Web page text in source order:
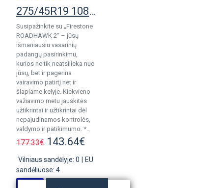
275/45R19 108Y Firestone Roadhawk 2 Enliten
Susipažinkite su „Firestone
ROADHAWK 2“ – jūsų
išmaniausiu vasarinių
padangų pasirinkimu,
kurios ne tik neatsilieka nuo
jūsų, bet ir pagerina
vairavimo patirtį net ir
šlapiame kelyje. Kiekvieno
važiavimo metu jauskitės
užtikrintai ir užtikrintai dėl
nepajudinamos kontrolės,
valdymo ir patikimumo. *..
177.33€ 143.64€
Vilniaus sandėlyje: 0
EU
sandėliuose: 4